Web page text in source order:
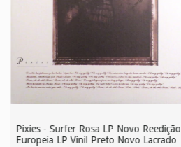
Pixies - Surfer Rosa LP Novo Reedição
Europeia LP Vinil Preto Novo Lacrado